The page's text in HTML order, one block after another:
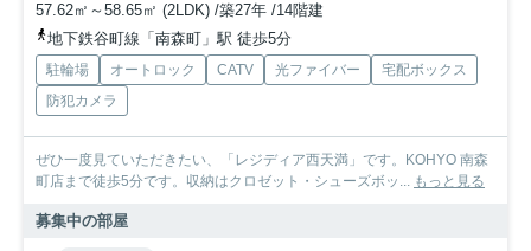
57.62㎡～58.65㎡ (2LDK) /築27年 /14階建
地下鉄谷町線「南森町」駅 徒歩5分
駐輪場 オートロック CATV 光ファイバー
宅配ボックス
防犯カメラ
ぜひ一度見ていただきたい、「レジディア西天満」です。KOHYO 南森
町店まで徒歩5分です。収納はクロゼット・シューズボッ... もっと見る
募集中の部屋